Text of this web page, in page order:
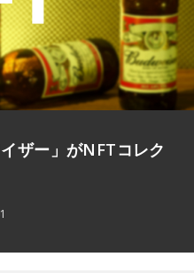
ザー」がNFTコレク